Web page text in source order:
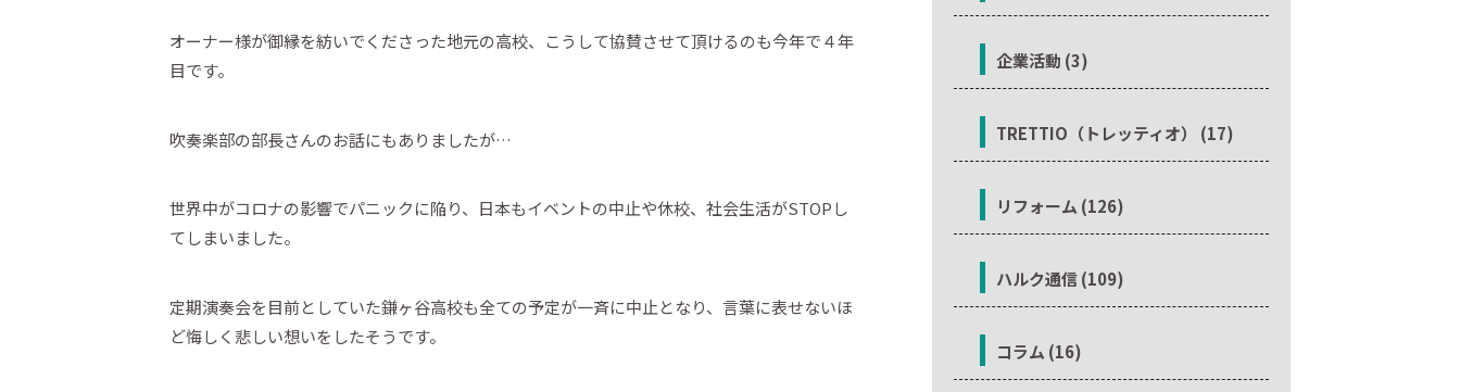
オーナー様が御縁を紡いでくださった地元の高校、こうして協賛させて頂けるのも今年で４年
目です。
吹奏楽部の部長さんのお話にもありましたが…
世界中がコロナの影響でパニックに陥り、日本もイベントの中止や休校、社会生活がSTOPし
てしまいました。
定期演奏会を目前としていた鎌ヶ谷高校も全ての予定が一斉に中止となり、言葉に表せないほ
ど悔しく悲しい想いをしたそうです。
企業活動 (3)
TRETTIO（トレッティオ） (17)
リフォーム (126)
ハルク通信 (109)
コラム (16)